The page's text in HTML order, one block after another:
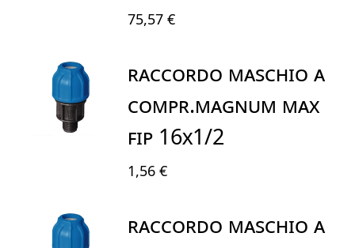
75,57 €
RACCORDO MASCHIO A
COMPR.MAGNUM MAX
FIP 16X1/2
1,56 €
RACCORDO MASCHIO A